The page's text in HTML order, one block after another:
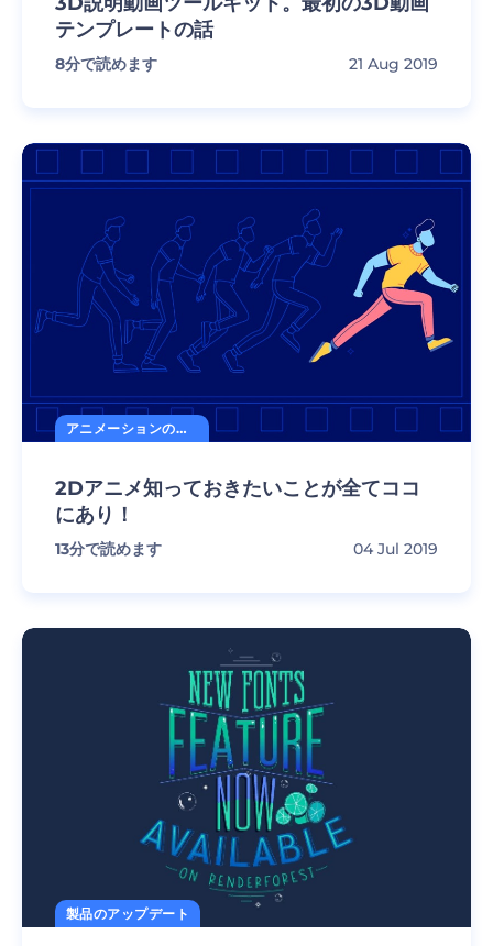
テンプレートの話
8分で読めます 21 Aug 2019
アニメーションの秘訣
2Dアニメ知っておきたいことが全てココ
にあり！
13分で読めます 04 Jul 2019
製品のアップデート